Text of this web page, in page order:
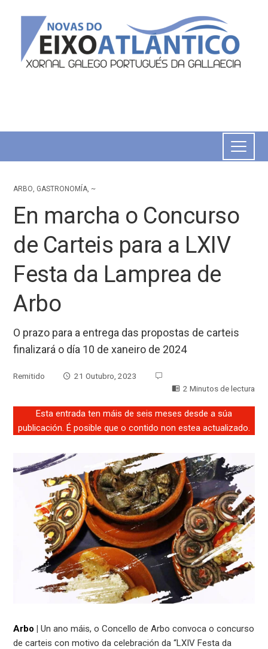
ARBO, GASTRONOMÍA, ~
En marcha o Concurso
de Carteis para a LXIV
Festa da Lamprea de
Arbo
O prazo para a entrega das propostas de carteis
finalizará o día 10 de xaneiro de 2024
Remitido
21 Outubro, 2023
2 Minutos de lectura
Esta entrada ten máis de seis meses desde a súa
publicación. É posible que o contido non estea actualizado.
Arbo | Un ano máis, o Concello de Arbo convoca o concurso
de carteis con motivo da celebración da “LXIV Festa da